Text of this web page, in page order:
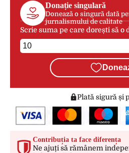
Donație singulară
Donează o singură dată
jurnalismului de calitate
Scrie suma pe care dorești să o
Plată sigură și
Contribuția ta face diferența
Ne ajuți să rămânem